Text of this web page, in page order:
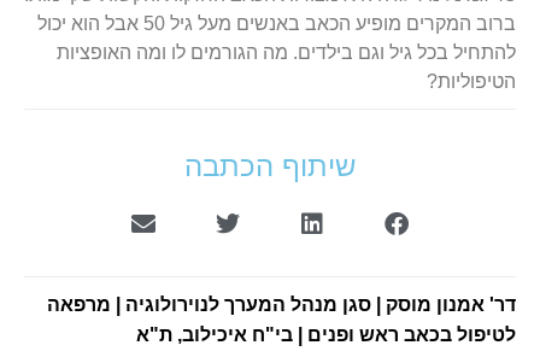
ברוב המקרים מופיע הכאב באנשים מעל גיל 50 אבל הוא יכול
להתחיל בכל גיל וגם בילדים. מה הגורמים לו ומה האופציות
הטיפוליות?
שיתוף הכתבה
דר' אמנון מוסק | סגן מנהל המערך לנוירולוגיה | מרפאה
לטיפול בכאב ראש ופנים | בי"ח איכילוב, ת"א